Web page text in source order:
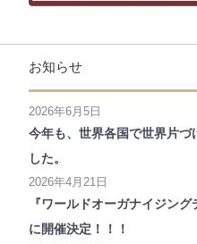
お知らせ
2026年6月5日
今年も、世界各国で世界片づ
した。
2026年4月21日
『ワールドオーガナイジン
に開催決定！！！